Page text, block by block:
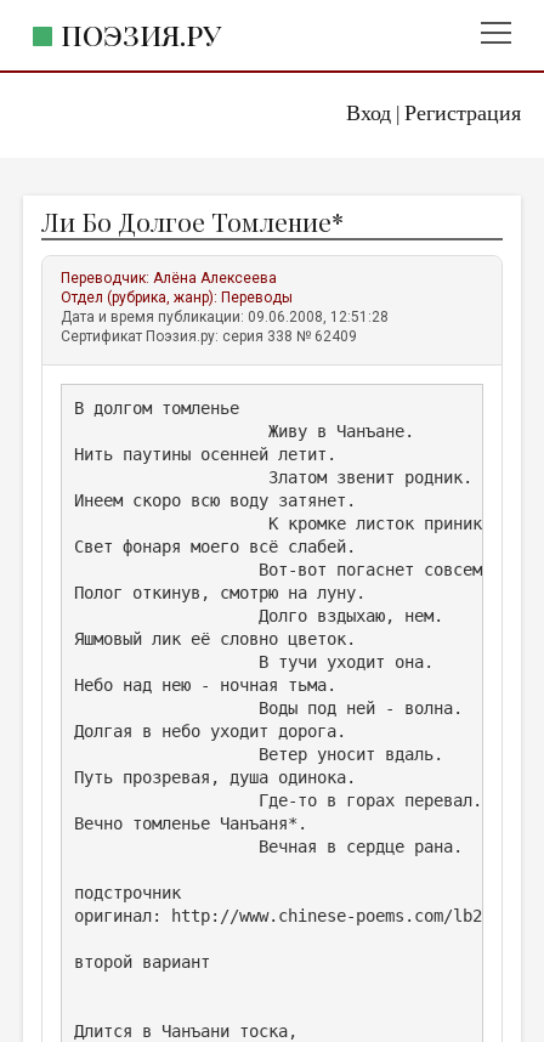
Вход| Регистрация
ПОЭЗИЯ.РУ
ЖАНРЫ
АВТОРЫ
КОММЕНТАРИИ
ЛИТСАЛОН
НОВОСТИ
ПРАВИЛА САЙТА
ОТДЕЛЫ И РУБРИКИ
ИЗБРАННОЕ
КНИЖНАЯ ПОЛКА
ОБЗОР ЛИТЕРАТУРЫ
ОБЪЯВЛЕНИЯ
КОЛОНКА РЕДАКТОРА
Ли Бо Долгое Томление*
Переводчик:Алёна Алексеева
Отдел (рубрика, жанр): Переводы
Дата и время публикации: 09.06.2008, 12:51:28
Сертификат Поэзия.ру: серия 338 № 62409
В долгом томленье
                    Живу в Чанъане.
Нить паутины осенней летит.
Златом звенит родник.
Инеем скоро всю воду затянет.
К кромке листок приник.
Свет фонаря моего всё слабей.
Вот-вот погаснет совсем.
Полог откинув, смотрю на луну.
Долго вздыхаю, нем.
Яшмовый лик её словно цветок.
В тучи уходит она.
Небо над нею - ночная тьма.
Воды под ней - волна.
Долгая в небо уходит дорога.
Ветер уносит вдаль.
Путь прозревая, душа одинока.
Где-то в горах перевал...
Вечно томленье Чанъаня*.
                   Вечная в сердце рана.
подстрочник
оригинал: http://www.chinese-poems.com/lb20.html
второй вариант
Длится в Чанъани тоска,